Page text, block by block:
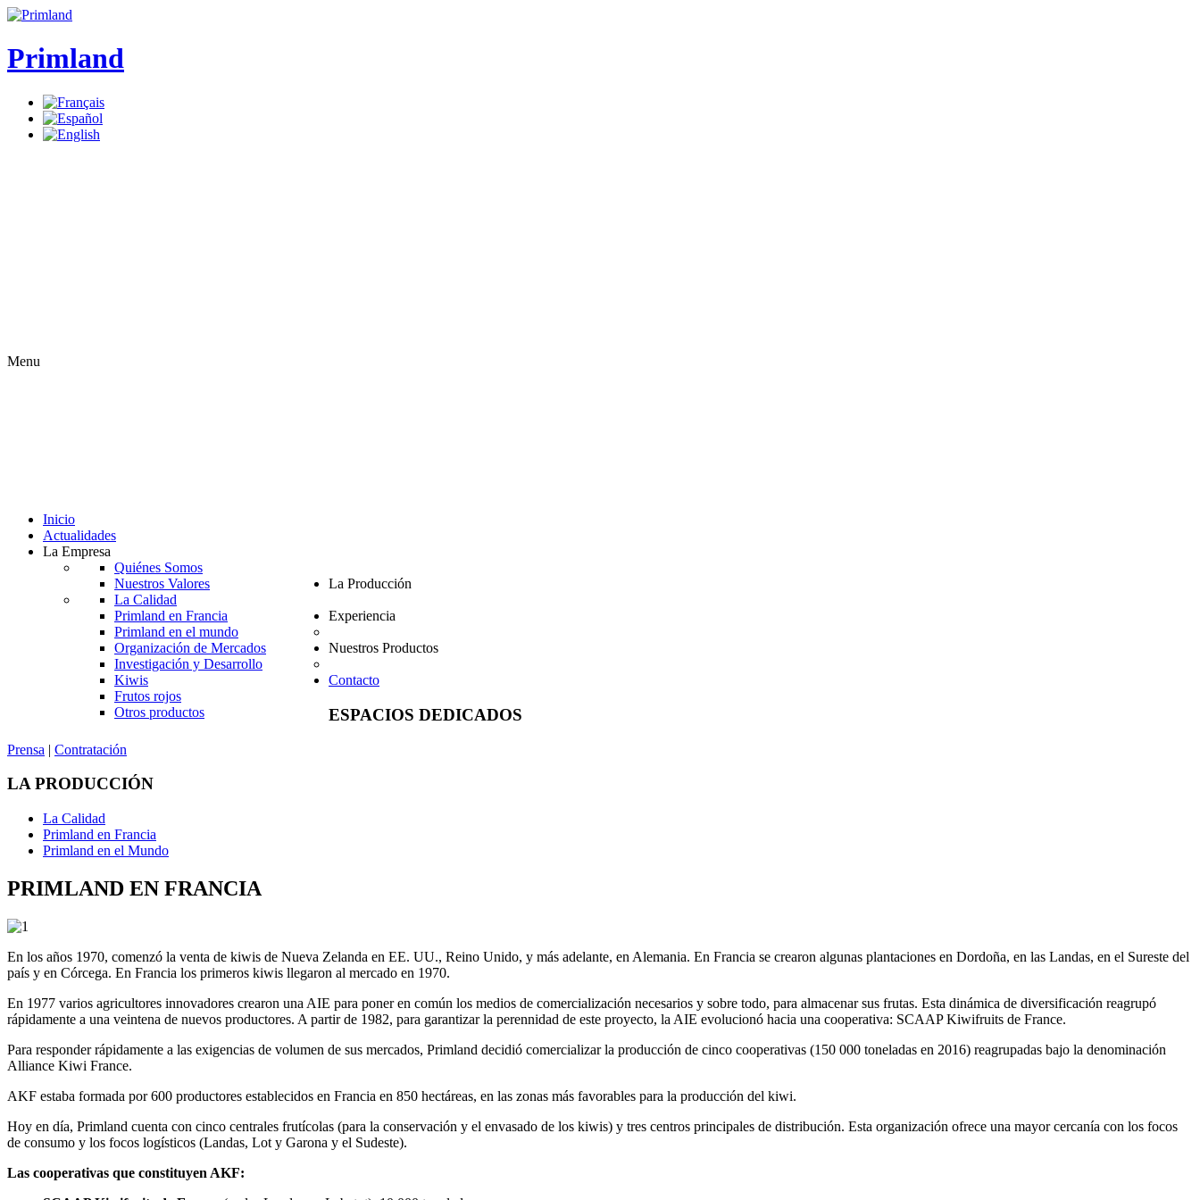
Primland
Menu
Inicio
Actualidades
La Empresa
Quiénes Somos
Nuestros Valores
La Producción
La Calidad
Primland en Francia
Primland en el mundo
Experiencia
Organización de Mercados
Investigación y Desarrollo
Nuestros Productos
Kiwis
Frutos rojos
Otros productos
Contacto
ESPACIOS DEDICADOS
Prensa | Contratación
LA PRODUCCIÓN
La Calidad
Primland en Francia
Primland en el Mundo
PRIMLAND EN FRANCIA
En los años 1970, comenzó la venta de kiwis de Nueva Zelanda en EE. UU., Reino Unido, y más adelante, en Alemania. En Francia se crearon algunas plantaciones en Dordoña, en las Landas, en el Sureste del
país y en Córcega. En Francia los primeros kiwis llegaron al mercado en 1970.
En 1977 varios agricultores innovadores crearon una AIE para poner en común los medios de comercialización necesarios y sobre todo, para almacenar sus frutas. Esta dinámica de diversificación reagrupó
rápidamente a una veintena de nuevos productores. A partir de 1982, para garantizar la perennidad de este proyecto, la AIE evolucionó hacia una cooperativa: SCAAP Kiwifruits de France.
Para responder rápidamente a las exigencias de volumen de sus mercados, Primland decidió comercializar la producción de cinco cooperativas (150 000 toneladas en 2016) reagrupadas bajo la denominación
Alliance Kiwi France.
AKF estaba formada por 600 productores establecidos en Francia en 850 hectáreas, en las zonas más favorables para la producción del kiwi.
Hoy en día, Primland cuenta con cinco centrales frutícolas (para la conservación y el envasado de los kiwis) y tres centros principales de distribución. Esta organización ofrece una mayor cercanía con los focos
de consumo y los focos logísticos (Landas, Lot y Garona y el Sudeste).
Las cooperativas que constituyen AKF: